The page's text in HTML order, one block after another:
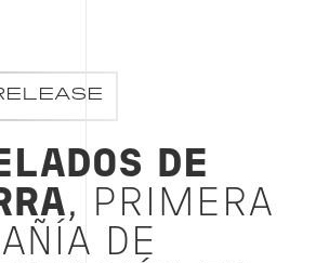
DE
, PRIMERA
DE